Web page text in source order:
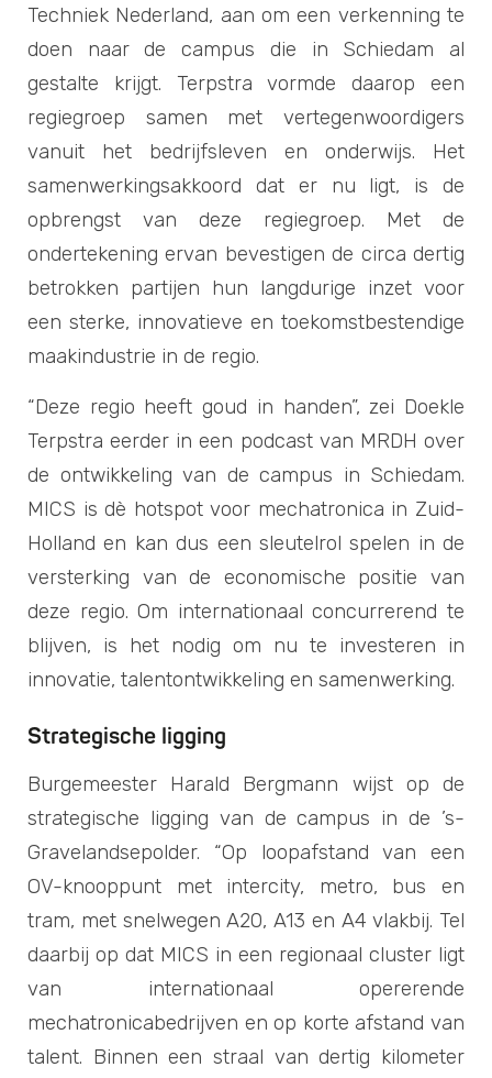
Techniek Nederland, aan om een verkenning te
doen naar de campus die in Schiedam al
gestalte krijgt. Terpstra vormde daarop een
regiegroep samen met vertegenwoordigers
vanuit het bedrijfsleven en onderwijs. Het
samenwerkingsakkoord dat er nu ligt, is de
opbrengst van deze regiegroep. Met de
ondertekening ervan bevestigen de circa dertig
betrokken partijen hun langdurige inzet voor
een sterke, innovatieve en toekomstbestendige
maakindustrie in de regio.
“Deze regio heeft goud in handen”, zei Doekle
Terpstra eerder in een podcast van MRDH over
de ontwikkeling van de campus in Schiedam.
MICS is dè hotspot voor mechatronica in Zuid-
Holland en kan dus een sleutelrol spelen in de
versterking van de economische positie van
deze regio. Om internationaal concurrerend te
blijven, is het nodig om nu te investeren in
innovatie, talentontwikkeling en samenwerking.
Strategische ligging
Burgemeester Harald Bergmann wijst op de
strategische ligging van de campus in de ’s-
Gravelandsepolder. “Op loopafstand van een
OV-knooppunt met intercity, metro, bus en
tram, met snelwegen A20, A13 en A4 vlakbij. Tel
daarbij op dat MICS in een regionaal cluster ligt
van internationaal opererende
mechatronicabedrijven en op korte afstand van
talent. Binnen een straal van dertig kilometer